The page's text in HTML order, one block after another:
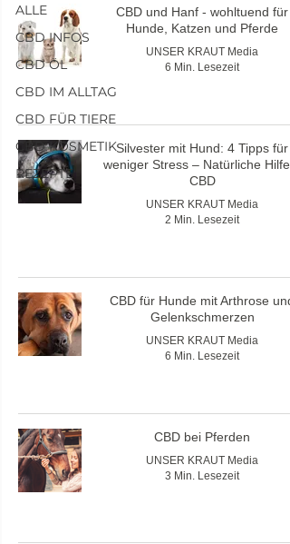
ALLE
CBD INFOS
CBD ÖL
CBD IM ALLTAG
CBD FÜR TIERE
CBD KOSMETIK
REZEPTE
CBD und Hanf - wohltuend für
Hunde, Katzen und Pferde
UNSER KRAUT Media
6 Min. Lesezeit
Silvester mit Hund: 4 Tipps für
weniger Stress – Natürliche Hilfe
CBD
UNSER KRAUT Media
2 Min. Lesezeit
CBD für Hunde mit Arthrose und
Gelenkschmerzen
UNSER KRAUT Media
6 Min. Lesezeit
CBD bei Pferden
UNSER KRAUT Media
3 Min. Lesezeit